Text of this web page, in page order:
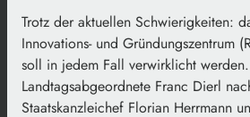
Trotz der aktuellen Schwierigkeiten:
Innovations- und Gründungszentrum
soll in jedem Fall verwirklicht
Landtagsabgeordnete Franc Dierl
Staatskanzleichef Florian Herrmann